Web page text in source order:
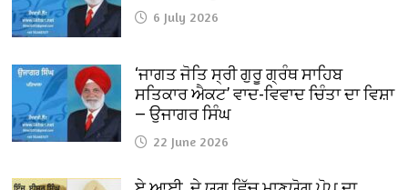
6 July 2026
‘ਜਾਗਤ ਜੋਤਿ ਸ੍ਰੀ ਗੁਰੂ ਗ੍ਰੰਥ ਸਾਹਿਬ
ਸਤਿਕਾਰ ਐਕਟ’ ਵਾਦ-ਵਿਵਾਦ ਚਿੰਤਾ ਦਾ ਵਿਸ਼ਾ
— ਉਜਾਗਰ ਸਿੰਘ
22 June 2026